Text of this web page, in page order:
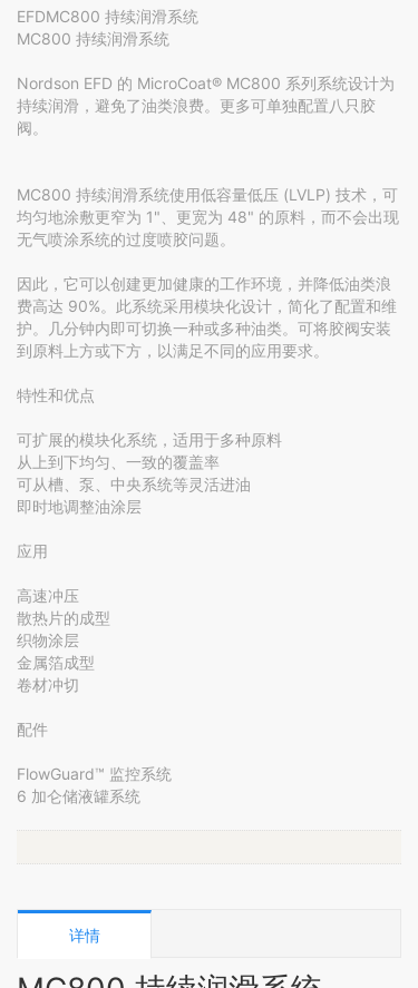
EFDMC800 持续润滑系统
MC800 持续润滑系统
Nordson EFD 的 MicroCoat® MC800 系列系统设计为
持续润滑，避免了油类浪费。更多可单独配置八只胶
阀。
MC800 持续润滑系统使用低容量低压 (LVLP) 技术，可
均匀地涂敷更窄为 1"、更宽为 48" 的原料，而不会出现
无气喷涂系统的过度喷胶问题。
因此，它可以创建更加健康的工作环境，并降低油类浪
费高达 90%。此系统采用模块化设计，简化了配置和维
护。几分钟内即可切换一种或多种油类。可将胶阀安装
到原料上方或下方，以满足不同的应用要求。
特性和优点
可扩展的模块化系统，适用于多种原料
从上到下均匀、一致的覆盖率
可从槽、泵、中央系统等灵活进油
即时地调整油涂层
应用
高速冲压
散热片的成型
织物涂层
金属箔成型
卷材冲切
配件
FlowGuard™ 监控系统
6 加仑储液罐系统
详情